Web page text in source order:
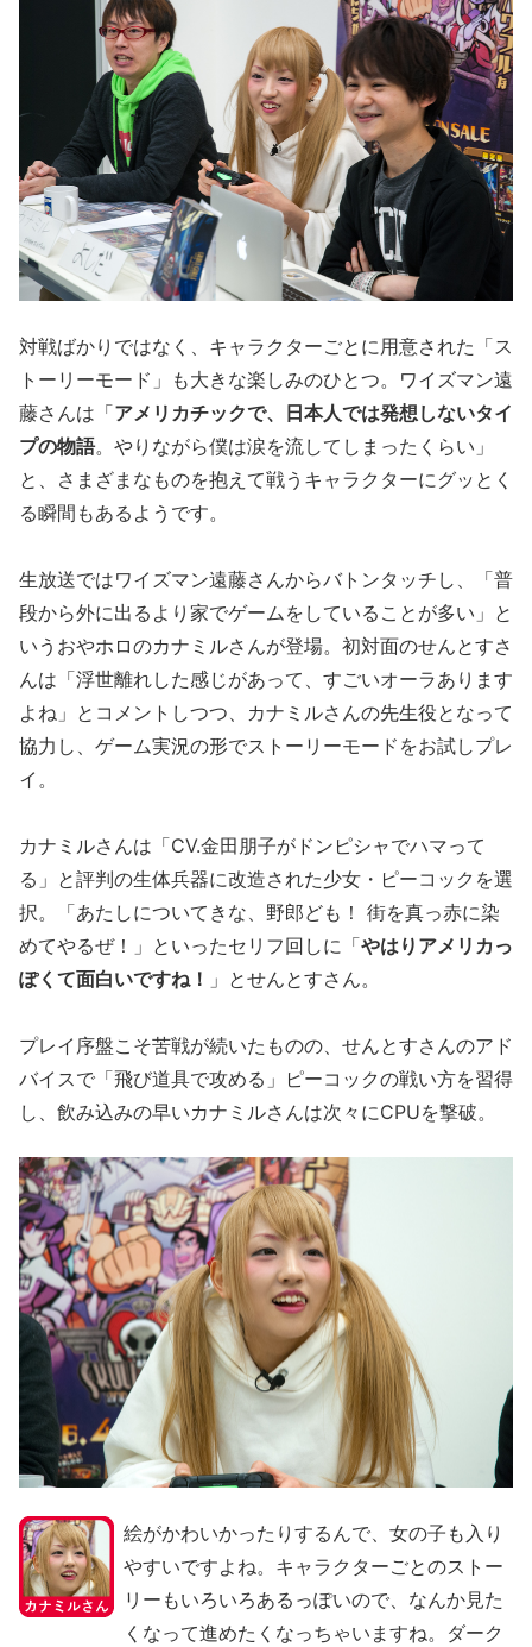
対戦ばかりではなく、キャラクターごとに用意された「ス
トーリーモード」も大きな楽しみのひとつ。ワイズマン遠
藤さんは「アメリカチックで、日本人では発想しないタイ
プの物語。やりながら僕は涙を流してしまったくらい」
と、さまざまなものを抱えて戦うキャラクターにグッとく
る瞬間もあるようです。
生放送ではワイズマン遠藤さんからバトンタッチし、「普
段から外に出るより家でゲームをしていることが多い」と
いうおやホロのカナミルさんが登場。初対面のせんとすさ
んは「浮世離れした感じがあって、すごいオーラあります
よね」とコメントしつつ、カナミルさんの先生役となって
協力し、ゲーム実況の形でストーリーモードをお試しプレ
イ。
カナミルさんは「CV.金田朋子がドンピシャでハマって
る」と評判の生体兵器に改造された少女・ピーコックを選
択。「あたしについてきな、野郎ども！ 街を真っ赤に染
めてやるぜ！」といったセリフ回しに「やはりアメリカっ
ぽくて面白いですね！ 」とせんとすさん。
プレイ序盤こそ苦戦が続いたものの、せんとすさんのアド
バイスで「飛び道具で攻める」ピーコックの戦い方を習得
し、飲み込みの早いカナミルさんは次々にCPUを撃破。
絵がかわいかったりするんで、女の子も入り
やすいですよね。キャラクターごとのストー
リーもいろいろあるっぽいので、なんか見た
くなって進めたくなっちゃいますね。ダーク